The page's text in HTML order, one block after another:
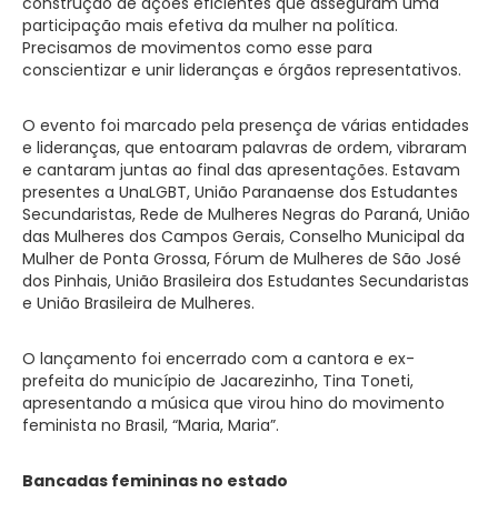
participação mais efetiva da mulher na política.
Precisamos de movimentos como esse para
conscientizar e unir lideranças e órgãos representativos.
O evento foi marcado pela presença de várias entidades
e lideranças, que entoaram palavras de ordem, vibraram
e cantaram juntas ao final das apresentações. Estavam
presentes a UnaLGBT, União Paranaense dos Estudantes
Secundaristas, Rede de Mulheres Negras do Paraná, União
das Mulheres dos Campos Gerais, Conselho Municipal da
Mulher de Ponta Grossa, Fórum de Mulheres de São José
dos Pinhais, União Brasileira dos Estudantes Secundaristas
e União Brasileira de Mulheres.
O lançamento foi encerrado com a cantora e ex-
prefeita do município de Jacarezinho, Tina Toneti,
apresentando a música que virou hino do movimento
feminista no Brasil, “Maria, Maria”.
Bancadas femininas no estado